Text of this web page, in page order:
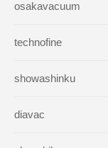
osakavacuum
technofine
showashinku
diavac